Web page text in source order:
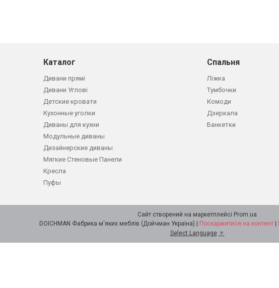
Каталог
Дивани прямі
Дивани Углові
Детские кровати
Кухонные уголки
Диваны для кухни
Модульные диваны
Дизайнерские диваны
Мягкие Стеновые Панели
Кресла
Пуфы
Спальня
Ліжка
Тумбочки
Комоди
Дзеркала
Банкетки
Сайт створений на маркетплейсі Prom.ua
Поскаржитися на контент
Select Language ▼